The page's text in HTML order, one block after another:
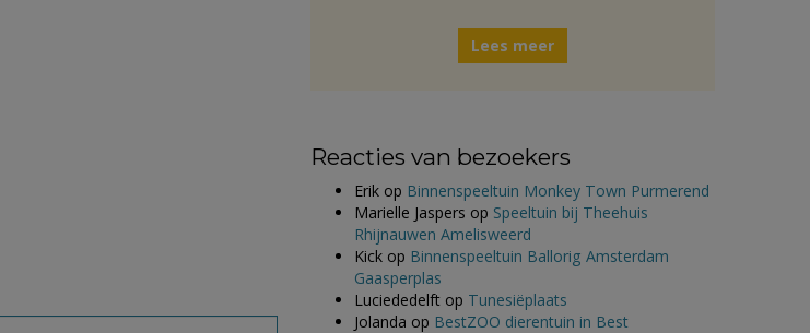
Lees meer
Reacties van bezoekers
Erik op Binnenspeeltuin Monkey Town Purmerend
Marielle Jaspers op Speeltuin bij Theehuis
Rhijnauwen Amelisweerd
Kick op Binnenspeeltuin Ballorig Amsterdam
Gaasperplas
Luciededelft op Tunesiëplaats
Jolanda op BestZOO dierentuin in Best